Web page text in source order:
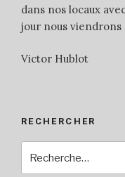
dans nos locaux
jour nous viendrons
Victor Hublot
RECHERCHER